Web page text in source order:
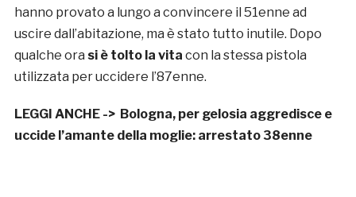
hanno provato a lungo a convincere il 51enne ad
uscire dall’abitazione, ma è stato tutto inutile. Dopo
qualche ora si è tolto la vita con la stessa pistola
utilizzata per uccidere l’87enne.
LEGGI ANCHE -> Bologna, per gelosia aggredisce e
uccide l’amante della moglie: arrestato 38enne